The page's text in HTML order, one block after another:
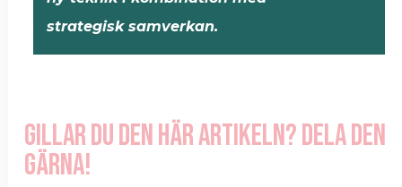
strategisk samverkan.
Gillar du den här artikeln? Dela den
gärna!